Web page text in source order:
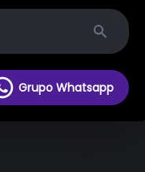
Search
Grupo Whatsapp